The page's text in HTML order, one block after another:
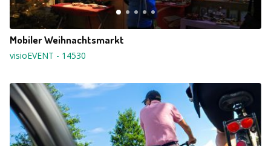
Mobiler Weihnachtsmarkt
visioEVENT - 14530